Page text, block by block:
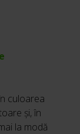
lei.
culoarea
și, în
la modă